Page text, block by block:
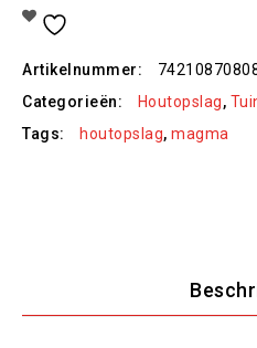
Artikelnummer:
Categorieën:
Houtopslag,
Tags:
houtopslag, magma